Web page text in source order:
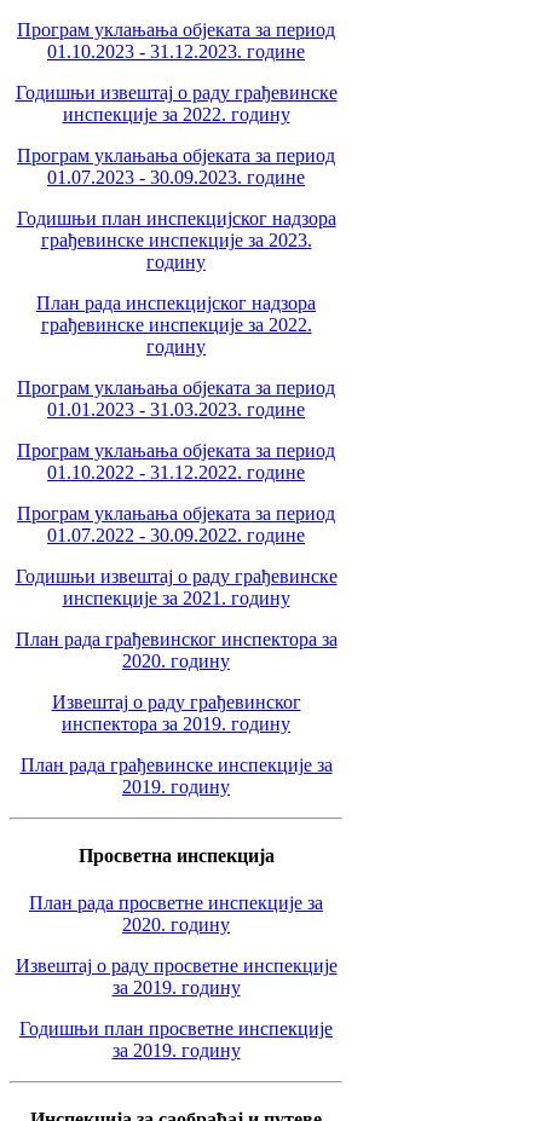
Програм уклањања објеката за период
01.10.2023 - 31.12.2023. године
Годишњи извештај о раду грађевинске
инспекције за 2022. годину
Програм уклањања објеката за период
01.07.2023 - 30.09.2023. године
Годишњи план инспекцијског надзора
грађевинске инспекције за 2023.
годину
План рада инспекцијског надзора
грађевинске инспекције за 2022.
годину
Програм уклањања објеката за период
01.01.2023 - 31.03.2023. године
Програм уклањања објеката за период
01.10.2022 - 31.12.2022. године
Програм уклањања објеката за период
01.07.2022 - 30.09.2022. године
Годишњи извештај о раду грађевинске
инспекције за 2021. годину
План рада грађевинског инспектора за
2020. годину
Извештај о раду грађевинског
инспектора за 2019. годину
План рада грађевинске инспекције за
2019. годину
Просветна инспекција
План рада просветне инспекције за
2020. годину
Извештај о раду просветне инспекције
за 2019. годину
Годишњи план просветне инспекције
за 2019. годину